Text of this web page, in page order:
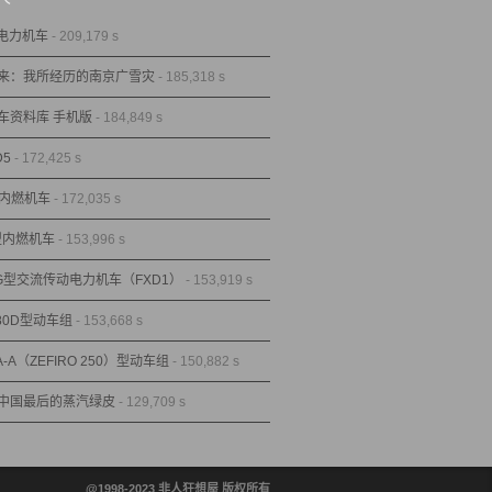
力机车 - 209,179 s
：我所经历的南京广雪灾 - 185,318 s
资料库 手机版 - 184,849 s
- 172,425 s
燃机车 - 172,035 s
燃机车 - 153,996 s
交流传动电力机车（FXD1） - 153,919 s
型动车组 - 153,668 s
A（ZEFIRO 250）型动车组 - 150,882 s
国最后的蒸汽绿皮 - 129,709 s
@1998-2023 非人狂想屋 版权所有